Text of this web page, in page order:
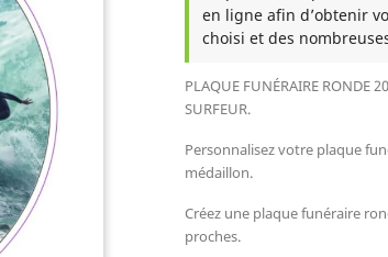
en ligne afin d’obtenir
choisi et des
PLAQUE FUNÉRAIRE RONDE
SURFEUR.
Personnalisez votre plaque
médaillon.
Créez une plaque funéraire
proches.